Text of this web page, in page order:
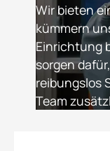
Wir bieten
kümmern
Einrichtung
sorgen
reibungslos
Team